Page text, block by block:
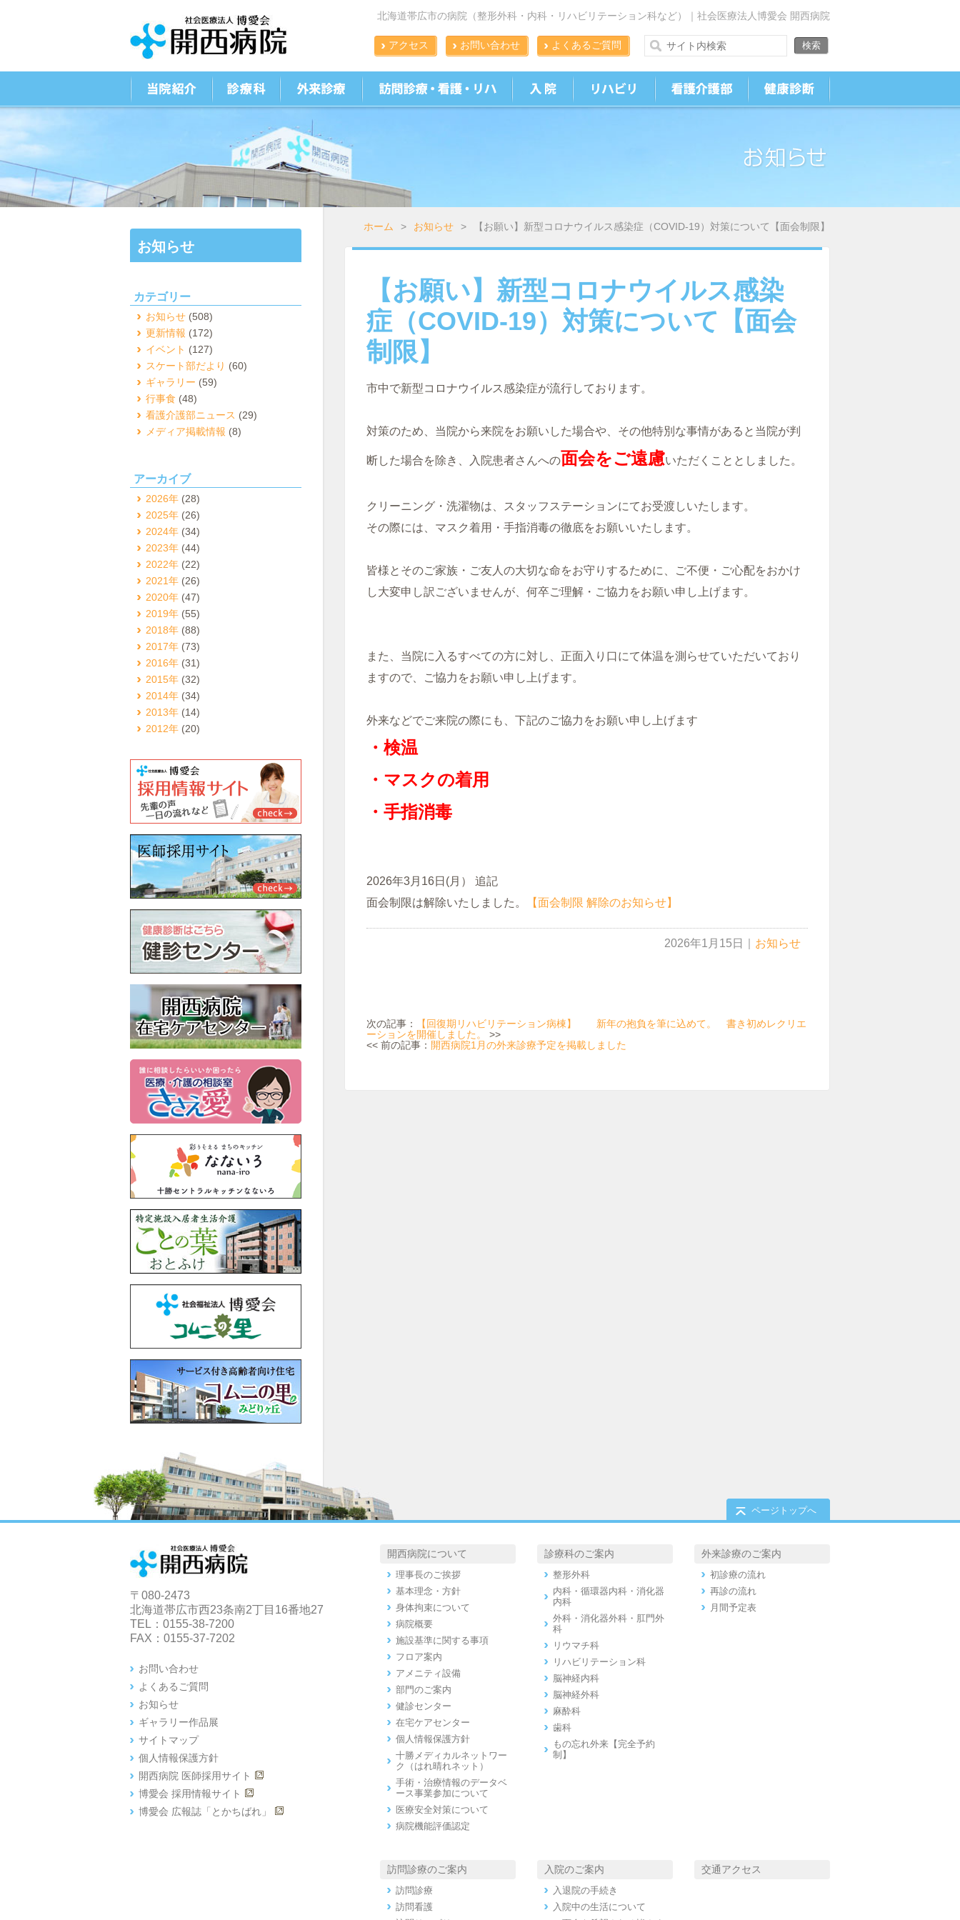
北海道帯広市の病院（整形外科・内科・リハビリテーション科など）｜社会医療法人博愛会 開西病院
よくあるご質問
お問い合わせ
アクセス
ホーム > お知らせ > 【お願い】新型コロナウイルス感染症（COVID-19）対策について【面会制限】
【お願い】新型コロナウイルス感染
症（COVID-19）対策について【面会
制限】
市中で新型コロナウイルス感染症が流行しております。
対策のため、当院から来院をお願いした場合や、その他特別な事情があると当院が判
断した場合を除き、入院患者さんへの面会をご遠慮いただくこととしました。
クリーニング・洗濯物は、スタッフステーションにてお受渡しいたします。
その際には、マスク着用・手指消毒の徹底をお願いいたします。
皆様とそのご家族・ご友人の大切な命をお守りするために、ご不便・ご心配をおかけ
し大変申し訳ございませんが、何卒ご理解・ご協力をお願い申し上げます。
また、当院に入るすべての方に対し、正面入り口にて体温を測らせていただいており
ますので、ご協力をお願い申し上げます。
外来などでご来院の際にも、下記のご協力をお願い申し上げます
・検温
・マスクの着用
・手指消毒
2026年3月16日(月） 追記
面会制限は解除いたしました。
【面会制限 解除のお知らせ】
2026年1月15日 お知らせ
次の記事：
【回復期リハビリテーション病棟】 新年の抱負を筆に込めて。 書き初めレクリエ
ーションを開催しました。
>>
<< 前の記事： 開西病院1月の外来診療予定を掲載しました
お知らせ
カテゴリー
お知らせ (508)
更新情報 (172)
イベント (127)
スケート部だより (60)
ギャラリー (59)
行事食 (48)
看護介護部ニュース (29)
メディア掲載情報 (8)
アーカイブ
2026年 (28)
2025年 (26)
2024年 (34)
2023年 (44)
2022年 (22)
2021年 (26)
2020年 (47)
2019年 (55)
2018年 (88)
2017年 (73)
2016年 (31)
2015年 (32)
2014年 (34)
2013年 (14)
2012年 (20)
ページトップへ
〒080-2473
北海道帯広市西23条南2丁目16番地27
TEL：0155-38-7200
FAX：0155-37-7202
お問い合わせ
よくあるご質問
お知らせ
ギャラリー作品展
サイトマップ
個人情報保護方針
開西病院 医師採用サイト
博愛会 採用情報サイト
博愛会 広報誌「とかちばれ」
開西病院について
理事長のご挨拶
基本理念・方針
身体拘束について
病院概要
施設基準に関する事項
フロア案内
アメニティ設備
部門のご案内
健診センター
在宅ケアセンター
個人情報保護方針
十勝メディカルネットワー
ク（はれ晴れネット）
手術・治療情報のデータベ
ース事業参加について
医療安全対策について
病院機能評価認定
診療科のご案内
整形外科
内科・循環器内科・消化器
内科
外科・消化器外科・肛門外
科
リウマチ科
リハビリテーション科
脳神経内科
脳神経外科
麻酔科
歯科
もの忘れ外来【完全予約
制】
外来診療のご案内
初診療の流れ
再診の流れ
月間予定表
訪問診療のご案内
訪問診療
訪問看護
入院のご案内
入退院の手続き
入院中の生活について
交通アクセス